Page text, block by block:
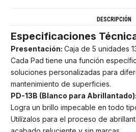
DESCRIPCIÓN
Especificaciones
Presentación: Caja de 5 unidades
Cada Pad tiene una función
soluciones personalizadas para
mantenimiento de superficies.
PD-13B (Blanco para Abrillantado):
Logra un brillo impecable en todo
Utilízalos para el proceso de